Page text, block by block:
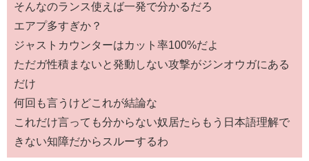
そんなのランス使えば一発で分かるだろ
エアプ多すぎか？
ジャストカウンターはカット率100%だよ
ただガ性積まないと発動しない攻撃がジンオウガにある
だけ
何回も言うけどこれが結論な
これだけ言っても分からない奴居たらもう日本語理解で
きない知障だからスルーするわ